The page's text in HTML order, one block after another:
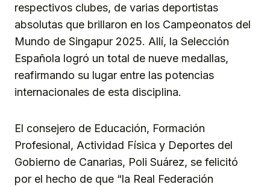
respectivos clubes, de varias deportistas
absolutas que brillaron en los Campeonatos del
Mundo de Singapur 2025. Allí, la Selección
Española logró un total de nueve medallas,
reafirmando su lugar entre las potencias
internacionales de esta disciplina.
El consejero de Educación, Formación
Profesional, Actividad Física y Deportes del
Gobierno de Canarias, Poli Suárez, se felicitó
por el hecho de que “la Real Federación